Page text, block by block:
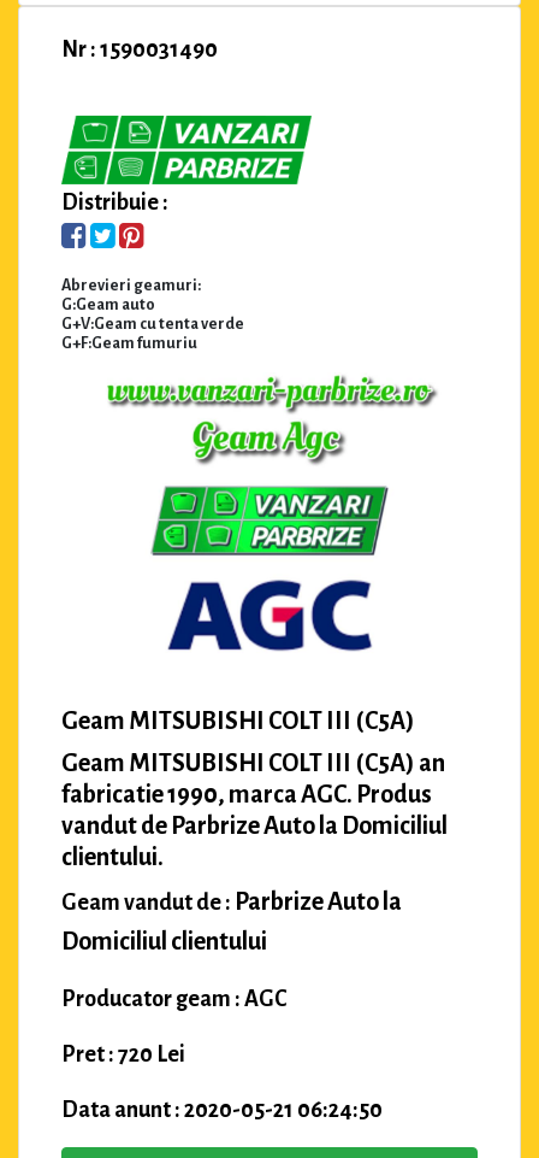
Nr : 1590031490
Distribuie :
Abrevieri geamuri:
G:Geam auto
G+V:Geam cu tenta verde
G+F:Geam fumuriu
Geam MITSUBISHI COLT III (C5A)
Geam MITSUBISHI COLT III (C5A) an
fabricatie 1990, marca AGC. Produs
vandut de Parbrize Auto la Domiciliul
clientului.
Geam vandut de : Parbrize Auto la
Domiciliul clientului
Producator geam : AGC
Pret : 720 Lei
Data anunt : 2020-05-21 06:24:50